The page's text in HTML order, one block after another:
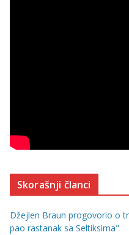
Skorašnji članci
Džejlen Braun progovorio o
pao rastanak sa Seltiksima"